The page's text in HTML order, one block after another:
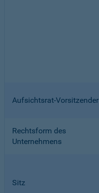
Aufsichtsrat-Vorsitzender
Rechtsform des
Unternehmens
Sitz